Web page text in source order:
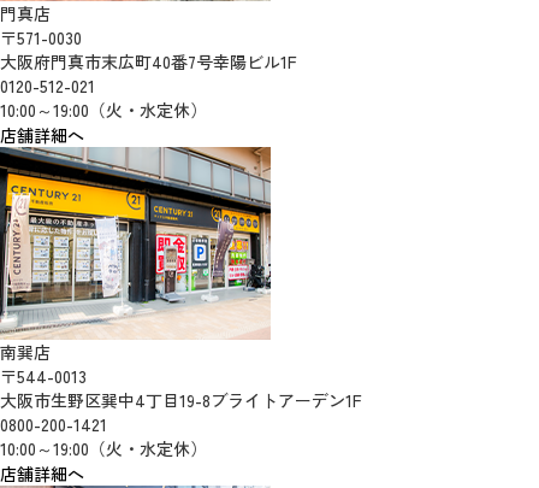
門真店
〒571-0030
大阪府門真市末広町40番7号幸陽ビル1F
0120-512-021
10:00～19:00（火・水定休）
店舗詳細へ
南巽店
〒544-0013
大阪市生野区巽中4丁目19-8ブライトアーデン1F
0800-200-1421
10:00～19:00（火・水定休）
店舗詳細へ